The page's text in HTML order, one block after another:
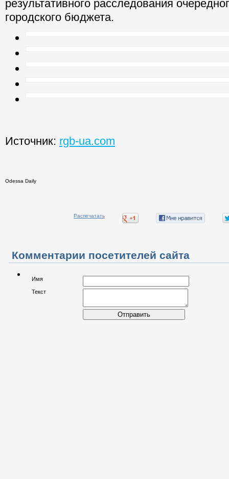
результативного расследования
городского бюджета.
Источник: rgb-ua.com
Odessa Daily
Распечатать
Комментарии посетителей сайта
Имя
Текст
Отправить